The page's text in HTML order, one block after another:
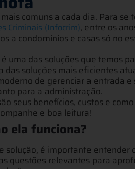
comuns a cada dia. Para se
Criminais (Infocrim), entre os
a condomínios e casas só no
uma das soluções que temos
das soluções mais eficientes
de gerenciar a entrada e
para a administração.
seus benefícios, custos e
e boa leitura!
ela funciona?
é importante entender
questões relevantes para